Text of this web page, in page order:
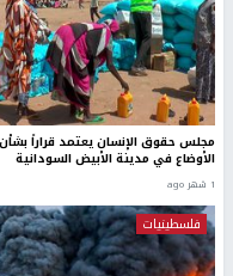
مجلس حقوق الإنسان يعتمد قراراً بشأن
الأوضاع في مدينة الأبيض السودانية
1 شهر ago
فلسطينيات